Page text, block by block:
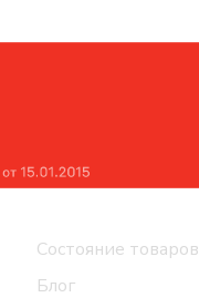
Состояние товаров
Блог